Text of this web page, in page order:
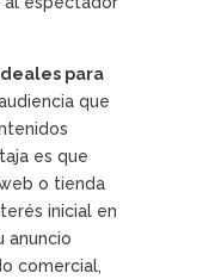
para
que
es que
o tienda
inicial en
anuncio
comercial,